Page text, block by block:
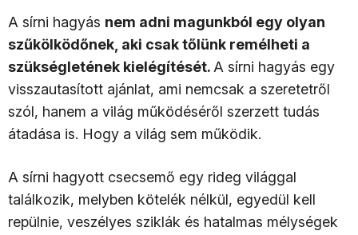
A sírni hagyás nem adni magunkból egy olyan
szűkölködőnek, aki csak tőlünk remélheti a
szükségletének kielégítését. A sírni hagyás egy
visszautasított ajánlat, ami nemcsak a szeretetről
szól, hanem a világ működéséről szerzett tudás
átadása is. Hogy a világ sem működik.
A sírni hagyott csecsemő egy rideg világgal
találkozik, melyben kötelék nélkül, egyedül kell
repülnie, veszélyes sziklák és hatalmas mélységek